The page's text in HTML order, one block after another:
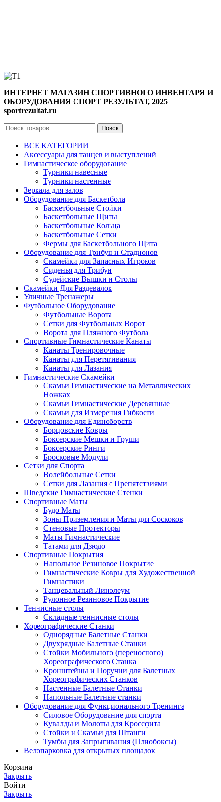
ИНТЕРНЕТ МАГАЗИН СПОРТИВНОГО ИНВЕНТАРЯ И
ОБОРУДОВАНИЯ СПОРТ РЕЗУЛЬТАТ, 2025
sportrezultat.ru
Поиск
ВСЕ КАТЕГОРИИ
Аксессуары для танцев и выступлений
Гимнастическое оборудование
Турники навесные
Турники настенные
Зеркала для залов
Оборудование для Баскетбола
Баскетбольные Стойки
Баскетбольные Щиты
Баскетбольные Кольца
Баскетбольные Сетки
Фермы для Баскетбольного Щита
Оборудование для Трибун и Стадионов
Скамейки для Запасных Игроков
Сиденья для Трибун
Судейские Вышки и Столы
Скамейки Для Раздевалок
Уличные Тренажеры
Футбольное Оборудование
Футбольные Ворота
Сетки для Футбольных Ворот
Ворота для Пляжного Футбола
Спортивные Гимнастические Канаты
Канаты Тренировочные
Канаты для Перетягивания
Канаты для Лазания
Гимнастические Скамейки
Скамьи Гимнастические на Металлических
Ножках
Скамьи Гимнастические Деревянные
Скамьи для Измерения Гибкости
Оборудование для Единоборств
Борцовские Ковры
Боксерские Мешки и Груши
Боксерские Ринги
Бросковые Модули
Сетки для Спорта
Волейбольные Сетки
Сетки для Лазания с Препятствиями
Шведские Гимнастические Стенки
Спортивные Маты
Будо Маты
Зоны Приземления и Маты для Соскоков
Стеновые Протекторы
Маты Гимнастические
Татами для Дзюдо
Спортивные Покрытия
Напольное Резиновое Покрытие
Гимнастические Ковры для Художественной
Гимнастики
Танцевальный Линолеум
Рулонное Резиновое Покрытие
Теннисные столы
Складные теннисные столы
Хореографические Станки
Однорядные Балетные Станки
Двухрядные Балетные Станки
Стойки Мобильного (переносного)
Хореографического Станка
Кронштейны и Поручни для Балетных
Хореографических Станков
Настенные Балетные Станки
Напольные Балетные станки
Оборудование для Функционального Тренинга
Силовое Оборудование для спорта
Кувалды и Молоты для Кроссфита
Стойки и Скамьи для Штанги
Тумбы для Запрыгивания (Плиобоксы)
Велопарковка для открытых площадок
Корзина
Закрыть
Войти
Закрыть